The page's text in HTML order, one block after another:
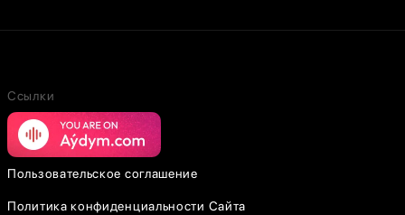
Ссылки
Пользовательское соглашение
Политика конфиденциальности Сайта